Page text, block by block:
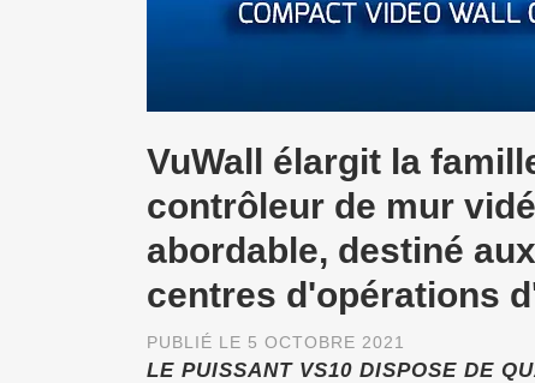
VuWall élargit la
contrôleur de mur
abordable, destiné
centres d'opérations
PUBLIÉ LE 5 OCTOBRE 2021
LE PUISSANT VS10 DISPOSE DE